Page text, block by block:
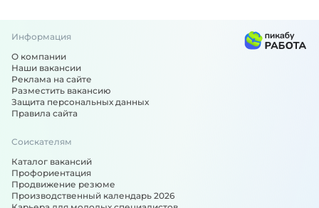
Информация
О компании
Наши вакансии
Реклама на сайте
Разместить вакансию
Защита персональных данных
Правила сайта
Соискателям
Каталог вакансий
Профориентация
Продвижение резюме
Производственный календарь 2026